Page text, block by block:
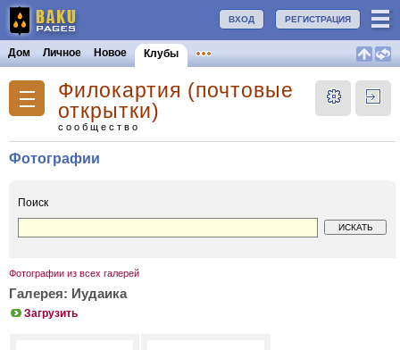
РЕГИСТРАЦИЯ
ВХОД
Дом Личное Новое Клубы
Филокартия (почтовые
открытки)
сообщество
Фотографии
Поиск
Фотографии из всех галерей
Галерея: Иудаика
Загрузить